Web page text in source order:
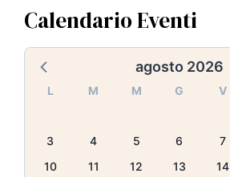
Calendario Eventi
agosto 2026
L M M G V
3
4 5 6 7
10
11 12 13 14